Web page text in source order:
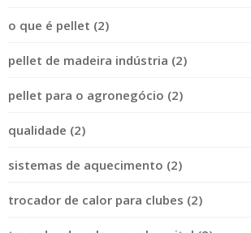
o que é pellet (2)
pellet de madeira indústria (2)
pellet para o agronegócio (2)
qualidade (2)
sistemas de aquecimento (2)
trocador de calor para clubes (2)